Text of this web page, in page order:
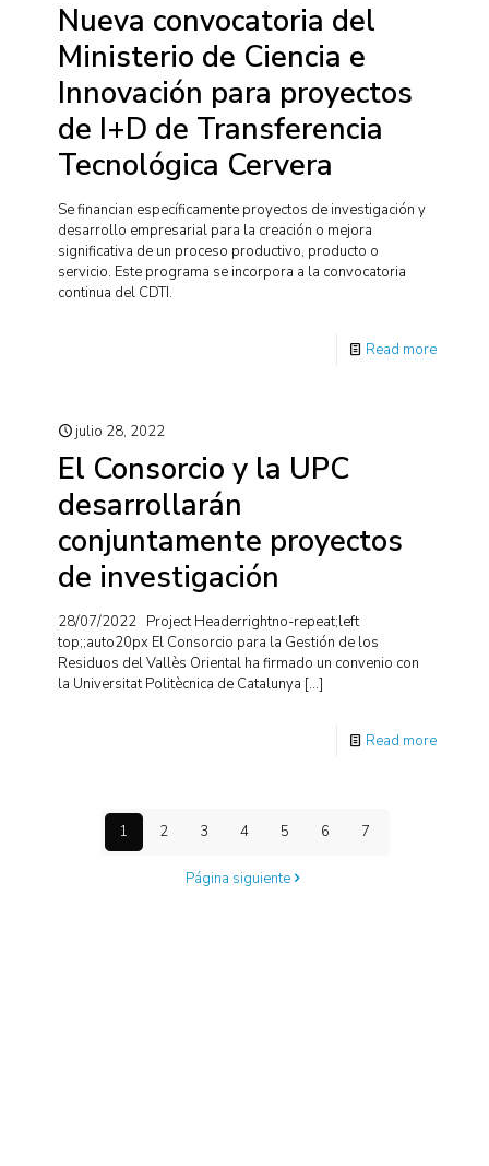
Nueva convocatoria del
Ministerio de Ciencia e
Innovación para proyectos
de I+D de Transferencia
Tecnológica Cervera
Se financian específicamente proyectos de investigación y
desarrollo empresarial para la creación o mejora
significativa de un proceso productivo, producto o
servicio. Este programa se incorpora a la convocatoria
continua del CDTI.
Read more
julio 28, 2022
El Consorcio y la UPC
desarrollarán
conjuntamente proyectos
de investigación
28/07/2022 Project Headerrightno-repeat;left
top;;auto20px El Consorcio para la Gestión de los
Residuos del Vallès Oriental ha firmado un convenio con
la Universitat Politècnica de Catalunya […]
Read more
1 2 3 4 5 6 7
Página siguiente